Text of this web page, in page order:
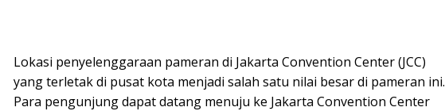
Lokasi penyelenggaraan pameran di Jakarta Convention Center (JCC)
yang terletak di pusat kota menjadi salah satu nilai besar di pameran ini.
Para pengunjung dapat datang menuju ke Jakarta Convention Center